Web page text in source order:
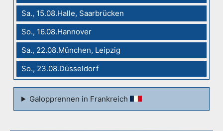
Sa., 15.08.Halle, Saarbrücken
So., 16.08.Hannover
Sa., 22.08.München, Leipzig
So., 23.08.Düsseldorf
Galopprennen in Frankreich